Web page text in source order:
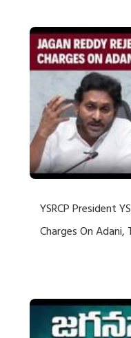
YSRCP President
Charges On